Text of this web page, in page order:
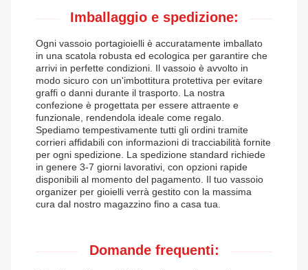
Imballaggio e spedizione:
Ogni vassoio portagioielli è accuratamente imballato
in una scatola robusta ed ecologica per garantire che
arrivi in ​​perfette condizioni. Il vassoio è avvolto in
modo sicuro con un'imbottitura protettiva per evitare
graffi o danni durante il trasporto. La nostra
confezione è progettata per essere attraente e
funzionale, rendendola ideale come regalo.
Spediamo tempestivamente tutti gli ordini tramite
corrieri affidabili con informazioni di tracciabilità fornite
per ogni spedizione. La spedizione standard richiede
in genere 3-7 giorni lavorativi, con opzioni rapide
disponibili al momento del pagamento. Il tuo vassoio
organizer per gioielli verrà gestito con la massima
cura dal nostro magazzino fino a casa tua.
Domande frequenti: